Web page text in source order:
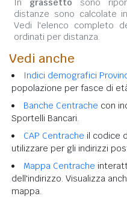
In grassetto sono
distanze sono calcolate
Vedi l'elenco completo
ordinati per distanza.
Vedi anche
Indici demografici
popolazione per fasce di
Banche Centrache con
Sportelli Bancari.
CAP Centrache il codice
utilizzare per gli indirizzi
Mappa Centrache
dell'indirizzo. Visualizza
mappa.